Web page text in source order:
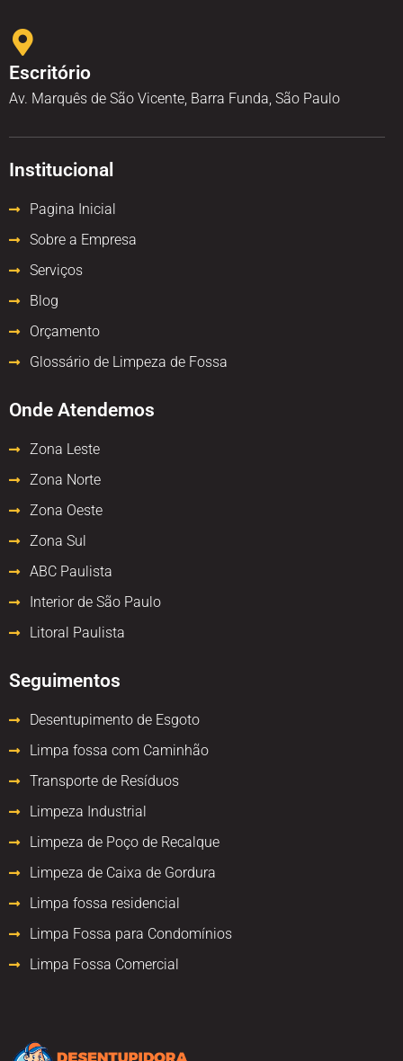
Escritório
Av. Marquês de São Vicente, Barra Funda, São Paulo
Institucional
Pagina Inicial
Sobre a Empresa
Serviços
Blog
Orçamento
Glossário de Limpeza de Fossa
Onde Atendemos
Zona Leste
Zona Norte
Zona Oeste
Zona Sul
ABC Paulista
Interior de São Paulo
Litoral Paulista
Seguimentos
Desentupimento de Esgoto
Limpa fossa com Caminhão
Transporte de Resíduos
Limpeza Industrial
Limpeza de Poço de Recalque
Limpeza de Caixa de Gordura
Limpa fossa residencial
Limpa Fossa para Condomínios
Limpa Fossa Comercial